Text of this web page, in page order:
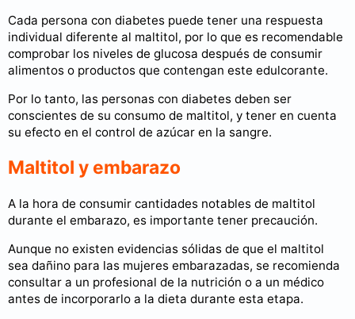
Cada persona con diabetes puede tener una respuesta
individual diferente al maltitol, por lo que es recomendable
comprobar los niveles de glucosa después de consumir
alimentos o productos que contengan este edulcorante.
Por lo tanto, las personas con diabetes deben ser
conscientes de su consumo de maltitol, y tener en cuenta
su efecto en el control de azúcar en la sangre.
Maltitol y embarazo
A la hora de consumir cantidades notables de maltitol
durante el embarazo, es importante tener precaución.
Aunque no existen evidencias sólidas de que el maltitol
sea dañino para las mujeres embarazadas, se recomienda
consultar a un profesional de la nutrición o a un médico
antes de incorporarlo a la dieta durante esta etapa.